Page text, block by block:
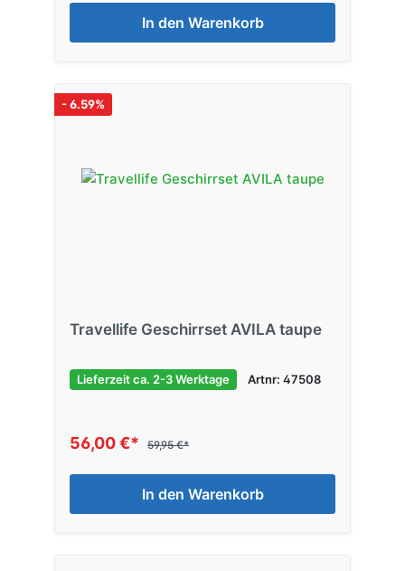
In den Warenkorb
- 6.59%
Travellife Geschirrset AVILA taupe
Lieferzeit ca. 2-3 Werktage Artnr: 47508
56,00 €* 59,95 €*
In den Warenkorb